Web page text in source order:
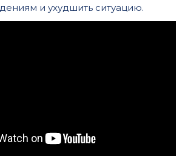
и ухудшить ситуацию.